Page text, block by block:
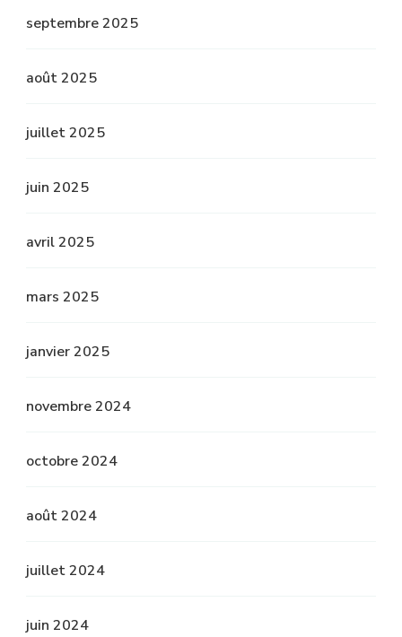
septembre 2025
août 2025
juillet 2025
juin 2025
avril 2025
mars 2025
janvier 2025
novembre 2024
octobre 2024
août 2024
juillet 2024
juin 2024